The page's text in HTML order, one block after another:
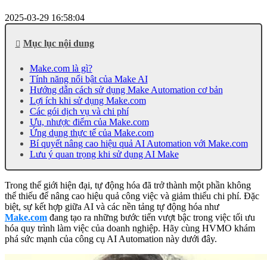
2025-03-29 16:58:04
Mục lục nội dung
Make.com là gì?
Tính năng nổi bật của Make AI
Hướng dẫn cách sử dụng Make Automation cơ bản
Lợi ích khi sử dụng Make.com
Các gói dịch vụ và chi phí
Ưu, nhược điểm của Make.com
Ứng dụng thực tế của Make.com
Bí quyết nâng cao hiệu quả AI Automation với Make.com
Lưu ý quan trọng khi sử dụng AI Make
Trong thế giới hiện đại, tự động hóa đã trở thành một phần không
thể thiếu để nâng cao hiệu quả công việc và giảm thiểu chi phí. Đặc
biệt, sự kết hợp giữa AI và các nền tảng tự động hóa như
Make.com đang tạo ra những bước tiến vượt bậc trong việc tối ưu
hóa quy trình làm việc của doanh nghiệp. Hãy cùng HVMO khám
phá sức mạnh của công cụ AI Automation này dưới đây.